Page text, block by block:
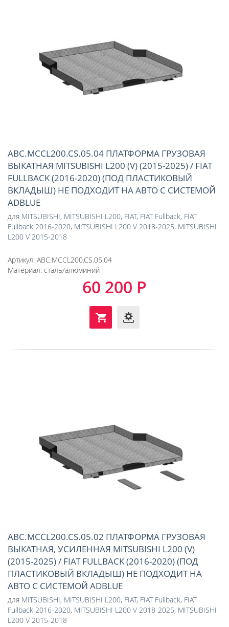
ABC.MCCL200.CS.05.04 ПЛАТФОРМА ГРУЗОВАЯ
ВЫКАТНАЯ MITSUBISHI L200 (V) (2015-2025) / FIAT
FULLBACK (2016-2020) (ПОД ПЛАСТИКОВЫЙ
ВКЛАДЫШ) НЕ ПОДХОДИТ НА АВТО С СИСТЕМОЙ
ADBLUE
для MITSUBISHI, MITSUBISHI L200, FIAT, FIAT Fullback, FIAT
Fullback 2016-2020, MITSUBISHI L200 V 2018-2025, MITSUBISHI
L200 V 2015-2018
Артикул: ABC.MCCL200.CS.05.04
Материал: сталь/алюминий
60 200 Р
ABC.MCCL200.CS.05.02 ПЛАТФОРМА ГРУЗОВАЯ
ВЫКАТНАЯ, УСИЛЕННАЯ MITSUBISHI L200 (V)
(2015-2025) / FIAT FULLBACK (2016-2020) (ПОД
ПЛАСТИКОВЫЙ ВКЛАДЫШ) НЕ ПОДХОДИТ НА
АВТО С СИСТЕМОЙ ADBLUE
для MITSUBISHI, MITSUBISHI L200, FIAT, FIAT Fullback, FIAT
Fullback 2016-2020, MITSUBISHI L200 V 2018-2025, MITSUBISHI
L200 V 2015-2018